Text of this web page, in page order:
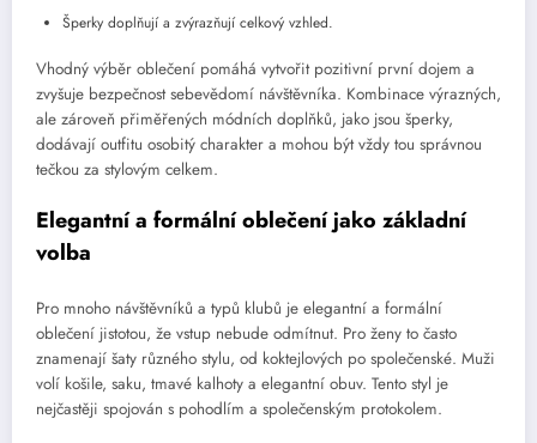
Šperky doplňují a zvýrazňují celkový vzhled.
Vhodný výběr oblečení pomáhá vytvořit pozitivní první dojem a
zvyšuje bezpečnost sebevědomí návštěvníka. Kombinace výrazných,
ale zároveň přiměřených módních doplňků, jako jsou šperky,
dodávají outfitu osobitý charakter a mohou být vždy tou správnou
tečkou za stylovým celkem.
Elegantní a formální oblečení jako základní
volba
Pro mnoho návštěvníků a typů klubů je elegantní a formální
oblečení jistotou, že vstup nebude odmítnut. Pro ženy to často
znamenají šaty různého stylu, od koktejlových po společenské. Muži
volí košile, saku, tmavé kalhoty a elegantní obuv. Tento styl je
nejčastěji spojován s pohodlím a společenským protokolem.